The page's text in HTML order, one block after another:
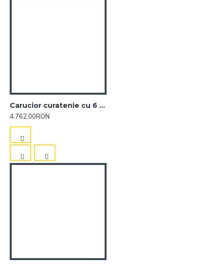
Carucior curatenie cu 6 galeti si spatii de depozitare Magic 360P
4.762,00RON